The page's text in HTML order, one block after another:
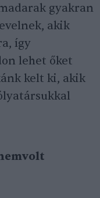
gyakran
akik
így
lehet őket
kelt ki, akik